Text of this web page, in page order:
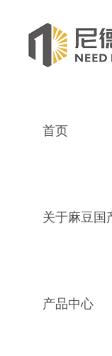
: mkdir(): No
Warning :
麻豆国产
首页
关于麻豆国
产品中心